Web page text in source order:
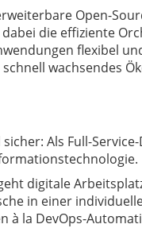
Open-
die effiziente
flexibel
wachsendes
Als Full-
digitale
in einer
à la DevOps-